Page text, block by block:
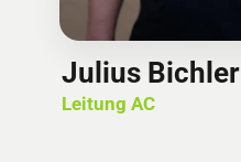
Julius Bichler
Leitung AC